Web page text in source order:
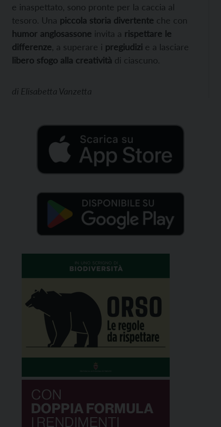
e inaspettato, sono pronte per la caccia al
tesoro. Una piccola storia divertente che con
humor anglosassone invita a rispettare le
differenze, a superare i pregiudizi e a lasciare
libero sfogo alla creatività di ciascuno.
di Elisabetta Vanzetta